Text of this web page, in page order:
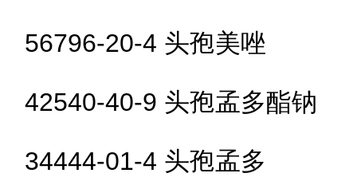
56796-20-4 头孢美唑
42540-40-9 头孢孟多酯钠
34444-01-4 头孢孟多